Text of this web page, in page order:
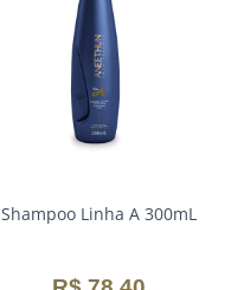
Shampoo Linha A 300mL